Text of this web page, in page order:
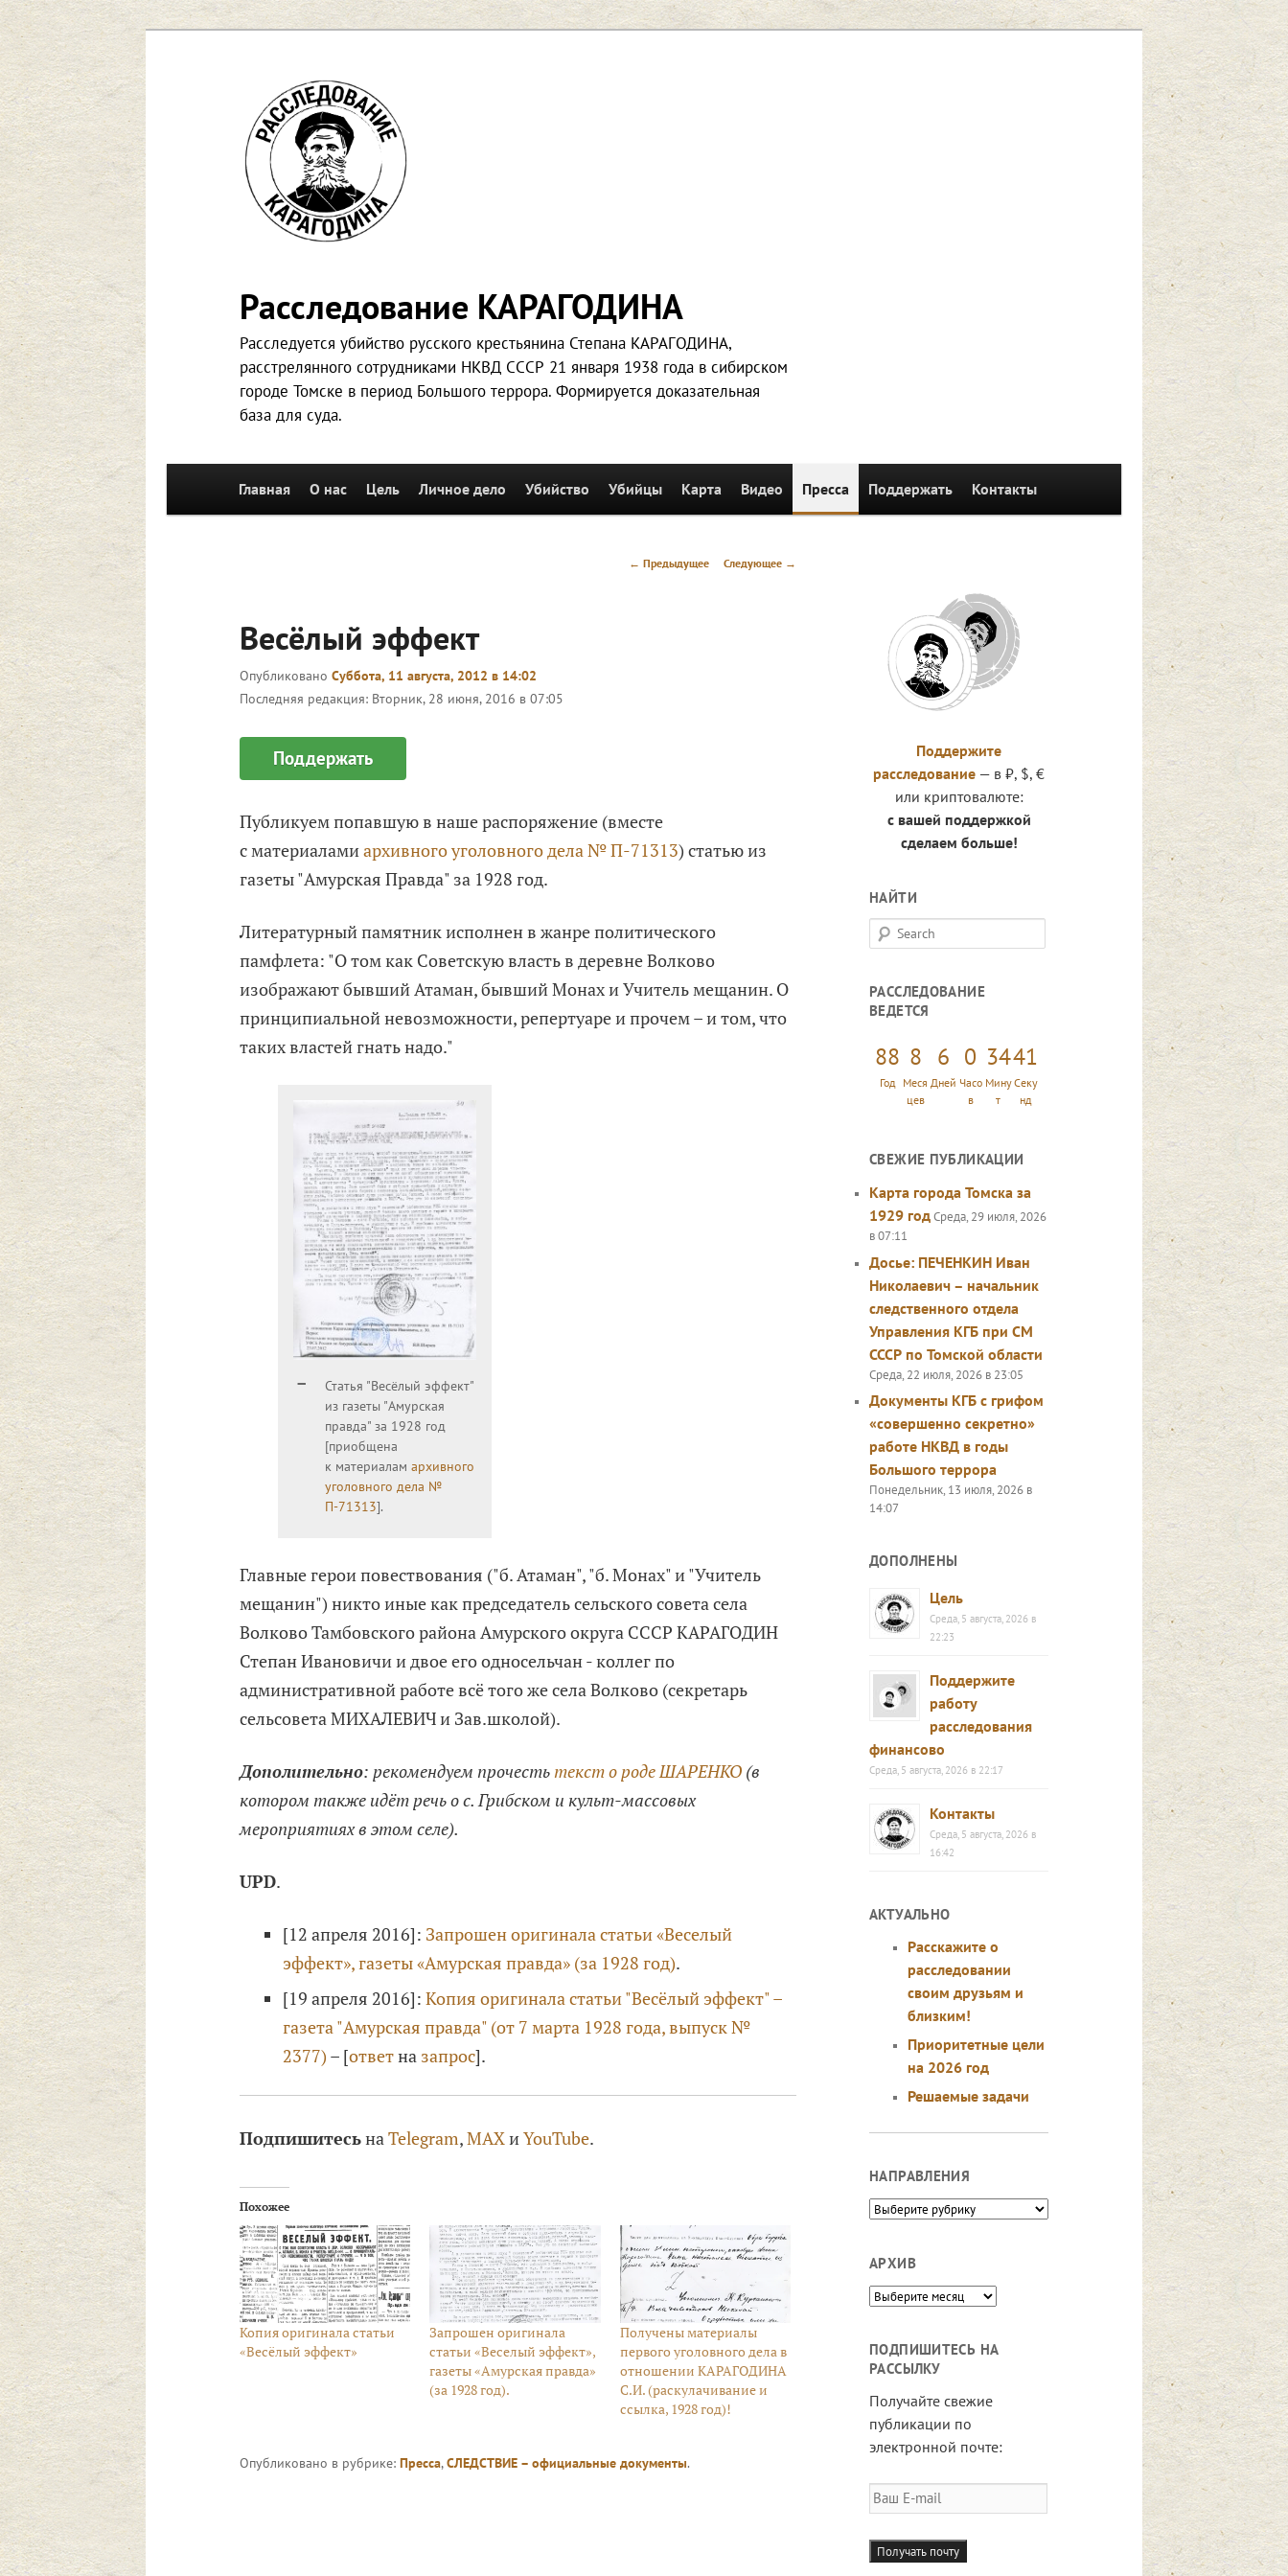
Skip
to
primary
content
Расследование КАРАГОДИНА
Расследуется убийство русского крестьянина Степана КАРАГОДИНА,
расстрелянного сотрудниками НКВД СССР 21 января 1938 года в сибирском
городе Томске в период Большого террора. Формируется доказательная
база для суда.
Skip to primary content
Главная О нас Цель Личное дело Убийство Убийцы Карта Видео Пресса Поддержать Контакты
Post
← Предыдущее Следующее →
Весёлый эффект
Опубликовано Суббота, 11 августа, 2012 в 14:02
Последняя редакция: Вторник, 28 июня, 2016 в 07:05
Поддержать
Публикуем попавшую в наше распоряжение (вместе
с материаламиархивного уголовного дела № П-71313) статью из
газеты "Амурская Правда" за 1928 год.
Литературный памятник исполнен в жанре политического
памфлета: "О том как Советскую власть в деревне Волково
изображают бывший Атаман, бывший Монах и Учитель мещанин. О
принципиальной невозможности, репертуаре и прочем – и том, что
таких властей гнать надо."
Статья "Весёлый эффект"
из газеты "Амурская
правда" за 1928 год
[приобщена
к материалам архивного
уголовного дела №
П-71313].
Главные герои повествования ("б. Атаман", "б. Монах" и "Учитель
мещанин") никто иные как председатель сельского совета села
Волково Тамбовского района Амурского округа СССР КАРАГОДИН
Степан Ивановичи и двое его односельчан - коллег по
административной работе всё того же села Волково (секретарь
сельсовета МИХАЛЕВИЧ и Зав.школой).
Дополительно: рекомендуем прочестьтекст о роде ШАРЕНКО(в
котором также идёт речь о с. Грибском и культ-массовых
мероприятиях в этом селе).
UPD.
[12 апреля 2016]: Запрошен оригинала статьи «Веселый
эффект», газеты «Амурская правда» (за 1928 год).
[19 апреля 2016]: Копия оригинала статьи "Весёлый эффект" –
газета "Амурская правда" (от 7 марта 1928 года, выпуск №
2377) – [ответна запрос].
ПодпишитесьнаTelegram,MAXиYouTube.
Похожее
Копия оригинала статьи
«Весёлый эффект»
Запрошен оригинала
статьи «Веселый эффект»,
газеты «Амурская правда»
(за 1928 год).
Получены материалы
первого уголовного дела в
отношении КАРАГОДИНА
С.И. (раскулачивание и
ссылка, 1928 год)!
Опубликовано в рубрике: Пресса,СЛЕДСТВИЕ – официальные документы.
Поддержите
расследование — в ₽, $, €
или криптовалюте:
с вашей поддержкой
сделаем больше!
НАЙТИ
e
r
c
РАССЛЕДОВАНИЕ
ВЕДЕТСЯ
88
Год
8
Меся
цев
6
Дней
0
Часо
в
34
Мину
т
42
Секу
нд
СВЕЖИЕ ПУБЛИКАЦИИ
Карта города Томска за
1929 годСреда, 29 июля, 2026
в 07:11
Досье: ПЕЧЕНКИН Иван
Николаевич – начальник
следственного отдела
Управления КГБ при СМ
СССР по Томской области
Среда, 22 июля, 2026 в 23:05
Документы КГБ с грифом
«совершенно секретно»
работе НКВД в годы
Большого террора
Понедельник, 13 июля, 2026 в
14:07
ДОПОЛНЕНЫ
Цель
Среда, 5 августа, 2026 в
22:23
Поддержите
работу
расследования
финансово
Среда, 5 августа, 2026 в 22:17
Контакты
Среда, 5 августа, 2026 в
16:42
АКТУАЛЬНО
Расскажите о
расследовании
своим друзьям и
близким!
Приоритетные цели
на 2026 год
Решаемые задачи
НАПРАВЛЕНИЯ
Направления
АРХИВ
Архив
ПОДПИШИТЕСЬ НА
РАССЫЛКУ
Получайте свежие
публикации по
электронной почте:
Ваш
E-
mail
Получать почту